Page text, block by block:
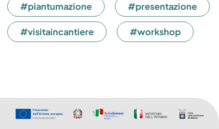
#piantumazione #presentazione
#visitaincantiere #workshop